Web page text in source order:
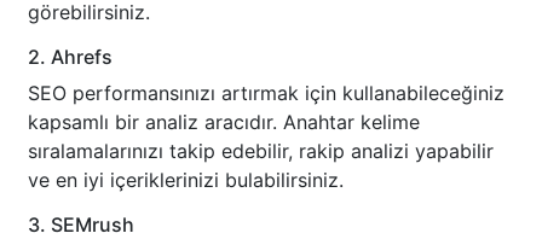
görebilirsiniz.
2. Ahrefs
SEO performansınızı artırmak için kullanabileceğiniz
kapsamlı bir analiz aracıdır. Anahtar kelime
sıralamalarınızı takip edebilir, rakip analizi yapabilir
ve en iyi içeriklerinizi bulabilirsiniz.
3. SEMrush